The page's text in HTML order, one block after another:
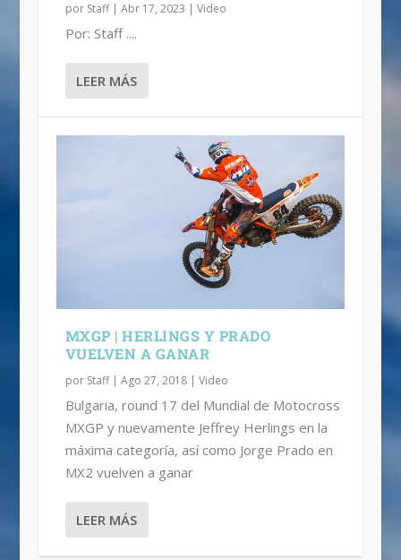
por Staff| Abr 17, 2023 | Video
Por: Staff ....
LEER MÁS
MXGP | HERLINGS Y PRADO
VUELVEN A GANAR
por Staff| Ago 27, 2018| Video
Bulgaria, round 17 del Mundial de Motocross
MXGP y nuevamente Jeffrey Herlings en la
máxima categoría, así como Jorge Prado en
MX2 vuelven a ganar
LEER MÁS